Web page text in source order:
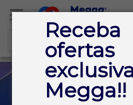
Receba
ofertas
Megga!!